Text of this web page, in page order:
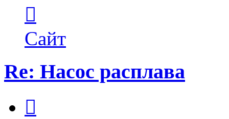
пользователя
Maks42
Сайт
Re: Насос расплава